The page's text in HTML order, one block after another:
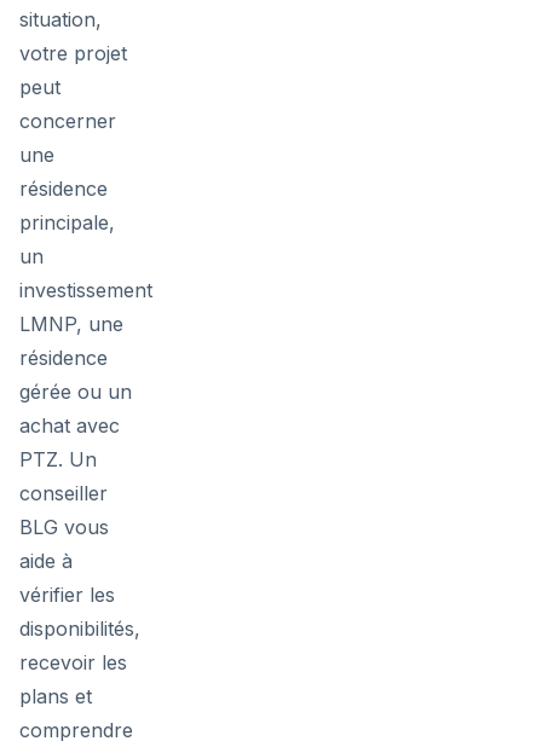
situation,
votre projet
peut
concerner
une
résidence
principale,
un
investissement
LMNP, une
résidence
gérée ou un
achat avec
PTZ. Un
conseiller
BLG vous
aide à
vérifier les
disponibilités,
recevoir les
plans et
comprendre